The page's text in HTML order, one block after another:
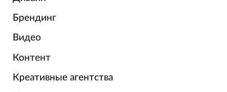
Брендинг
Видео
Контент
Креативные агентства